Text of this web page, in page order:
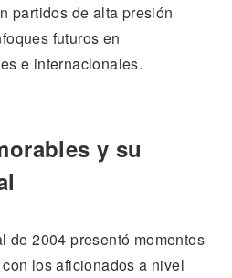
partidos de alta presión
futuros en
e internacionales.
y su
de 2004 presentó momentos
los aficionados a nivel